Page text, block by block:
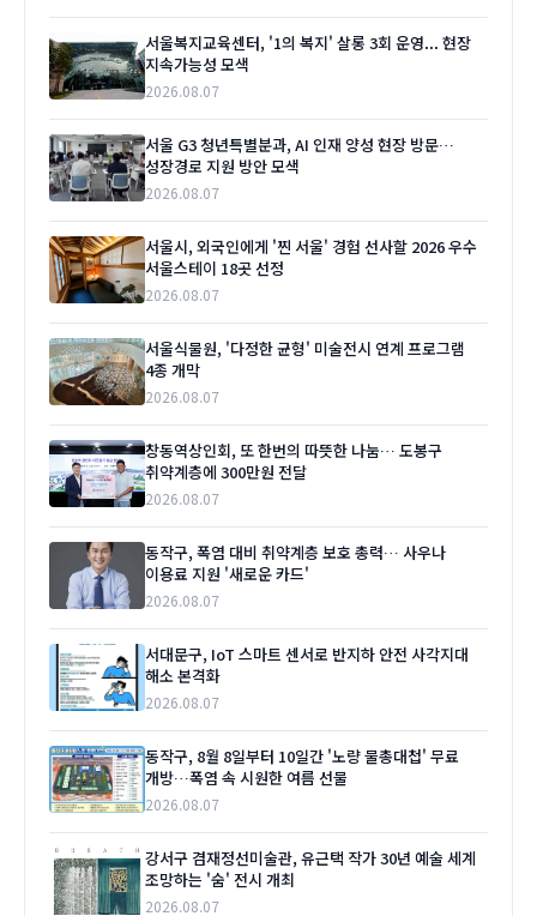
서울복지교육센터, '1의 복지' 살롱 3회 운영... 현장
지속가능성 모색
2026.08.07
서울 G3 청년특별분과, AI 인재 양성 현장 방문…
성장경로 지원 방안 모색
2026.08.07
서울시, 외국인에게 '찐 서울' 경험 선사할 2026 우수
서울스테이 18곳 선정
2026.08.07
서울식물원, '다정한 균형' 미술전시 연계 프로그램
4종 개막
2026.08.07
창동역상인회, 또 한번의 따뜻한 나눔… 도봉구
취약계층에 300만원 전달
2026.08.07
동작구, 폭염 대비 취약계층 보호 총력… 사우나
이용료 지원 '새로운 카드'
2026.08.07
서대문구, IoT 스마트 센서로 반지하 안전 사각지대
해소 본격화
2026.08.07
동작구, 8월 8일부터 10일간 '노량 물총대첩' 무료
개방…폭염 속 시원한 여름 선물
2026.08.07
강서구 겸재정선미술관, 유근택 작가 30년 예술 세계
조망하는 '숨' 전시 개최
2026.08.07